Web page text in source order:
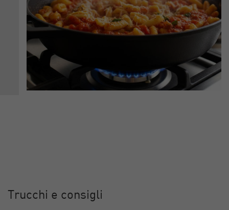
Trucchi e consigli